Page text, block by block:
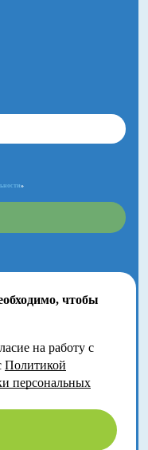
чтобы
на работу с
Политикой
персональных
»
фестиваль.
121